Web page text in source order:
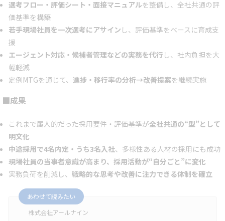
選考フロー・評価シート・面接マニュアルを整備し、全社共通の評
価基準を構築
若手現場社員を一次選考にアサイン し、評価基準をベースに育成支
援
エージェント対応・候補者管理などの実務を代行 し、社内負担を大
幅軽減
定例MTGを通じて、 進捗・移行率の分析→改善提案を継続実施
■成果
これまで属人的だった採用要件・評価基準が全社共通の“型”として
明文化
中途採用で4名内定・うち3名入社、多様性ある人材の採用にも成功
現場社員の当事者意識が高まり、採用活動が“自分ごと”に変化
実務負荷を削減し、 戦略的な思考や改善に注力できる体制を確立
あわせて読みたい
株式会社アールナイン